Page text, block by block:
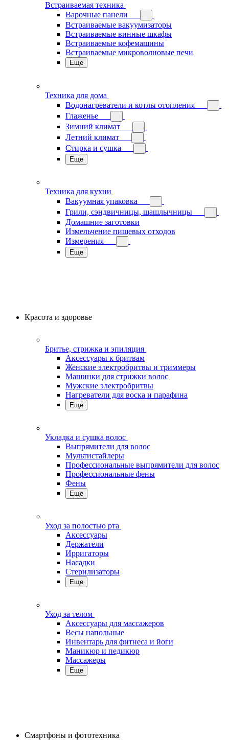
Встраиваемая техника
Варочные панели
Встраиваемые вакуумизаторы
Встраиваемые винные шкафы
Встраиваемые кофемашины
Встраиваемые микроволновые печи
Еще
Техника для дома
Водонагреватели и котлы отопления
Глаженье
Зимний климат
Летний климат
Стирка и сушка
Еще
Техника для кухни
Вакуумная упаковка
Грили, сэндвичницы, шашлычницы
Домашние заготовки
Измельчение пищевых отходов
Измерения
Еще
Красота и здоровье
Бритье, стрижка и эпиляция
Аксессуары к бритвам
Женские электробритвы и триммеры
Машинки для стрижки волос
Мужские электробритвы
Нагреватели для воска и парафина
Еще
Укладка и сушка волос
Выпрямители для волос
Мультистайлеры
Профессиональные выпрямители для волос
Профессиональные фены
Фены
Еще
Уход за полостью рта
Аксессуары
Держатели
Ирригаторы
Насадки
Стерилизаторы
Еще
Уход за телом
Аксессуары для массажеров
Весы напольные
Инвентарь для фитнеса и йоги
Маникюр и педикюр
Массажеры
Еще
Смартфоны и фототехника